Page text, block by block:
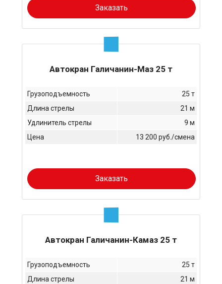
Заказать
Автокран Галичанин-Маз 25 т
Грузоподъемность
25 т
Длина стрелы
21 м
Удлинитель стрелы
9 м
Цена
13 200 руб./смена
Заказать
Автокран Галичанин-Камаз 25 т
Грузоподъемность
25 т
Длина стрелы
21 м